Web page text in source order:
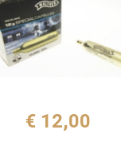
€ 12,00